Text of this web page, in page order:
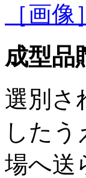
［画
成型品
選別さ
した
場へ送